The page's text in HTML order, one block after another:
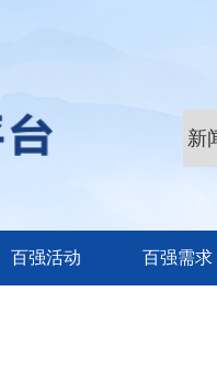
百强活动 百强需求